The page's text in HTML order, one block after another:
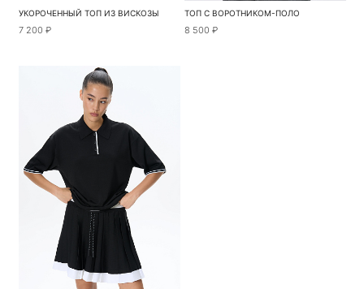
УКОРОЧЕННЫЙ ТОП ИЗ ВИСКОЗЫ
7 200 ₽
ТОП С ВОРОТНИКОМ-ПОЛО
8 500 ₽